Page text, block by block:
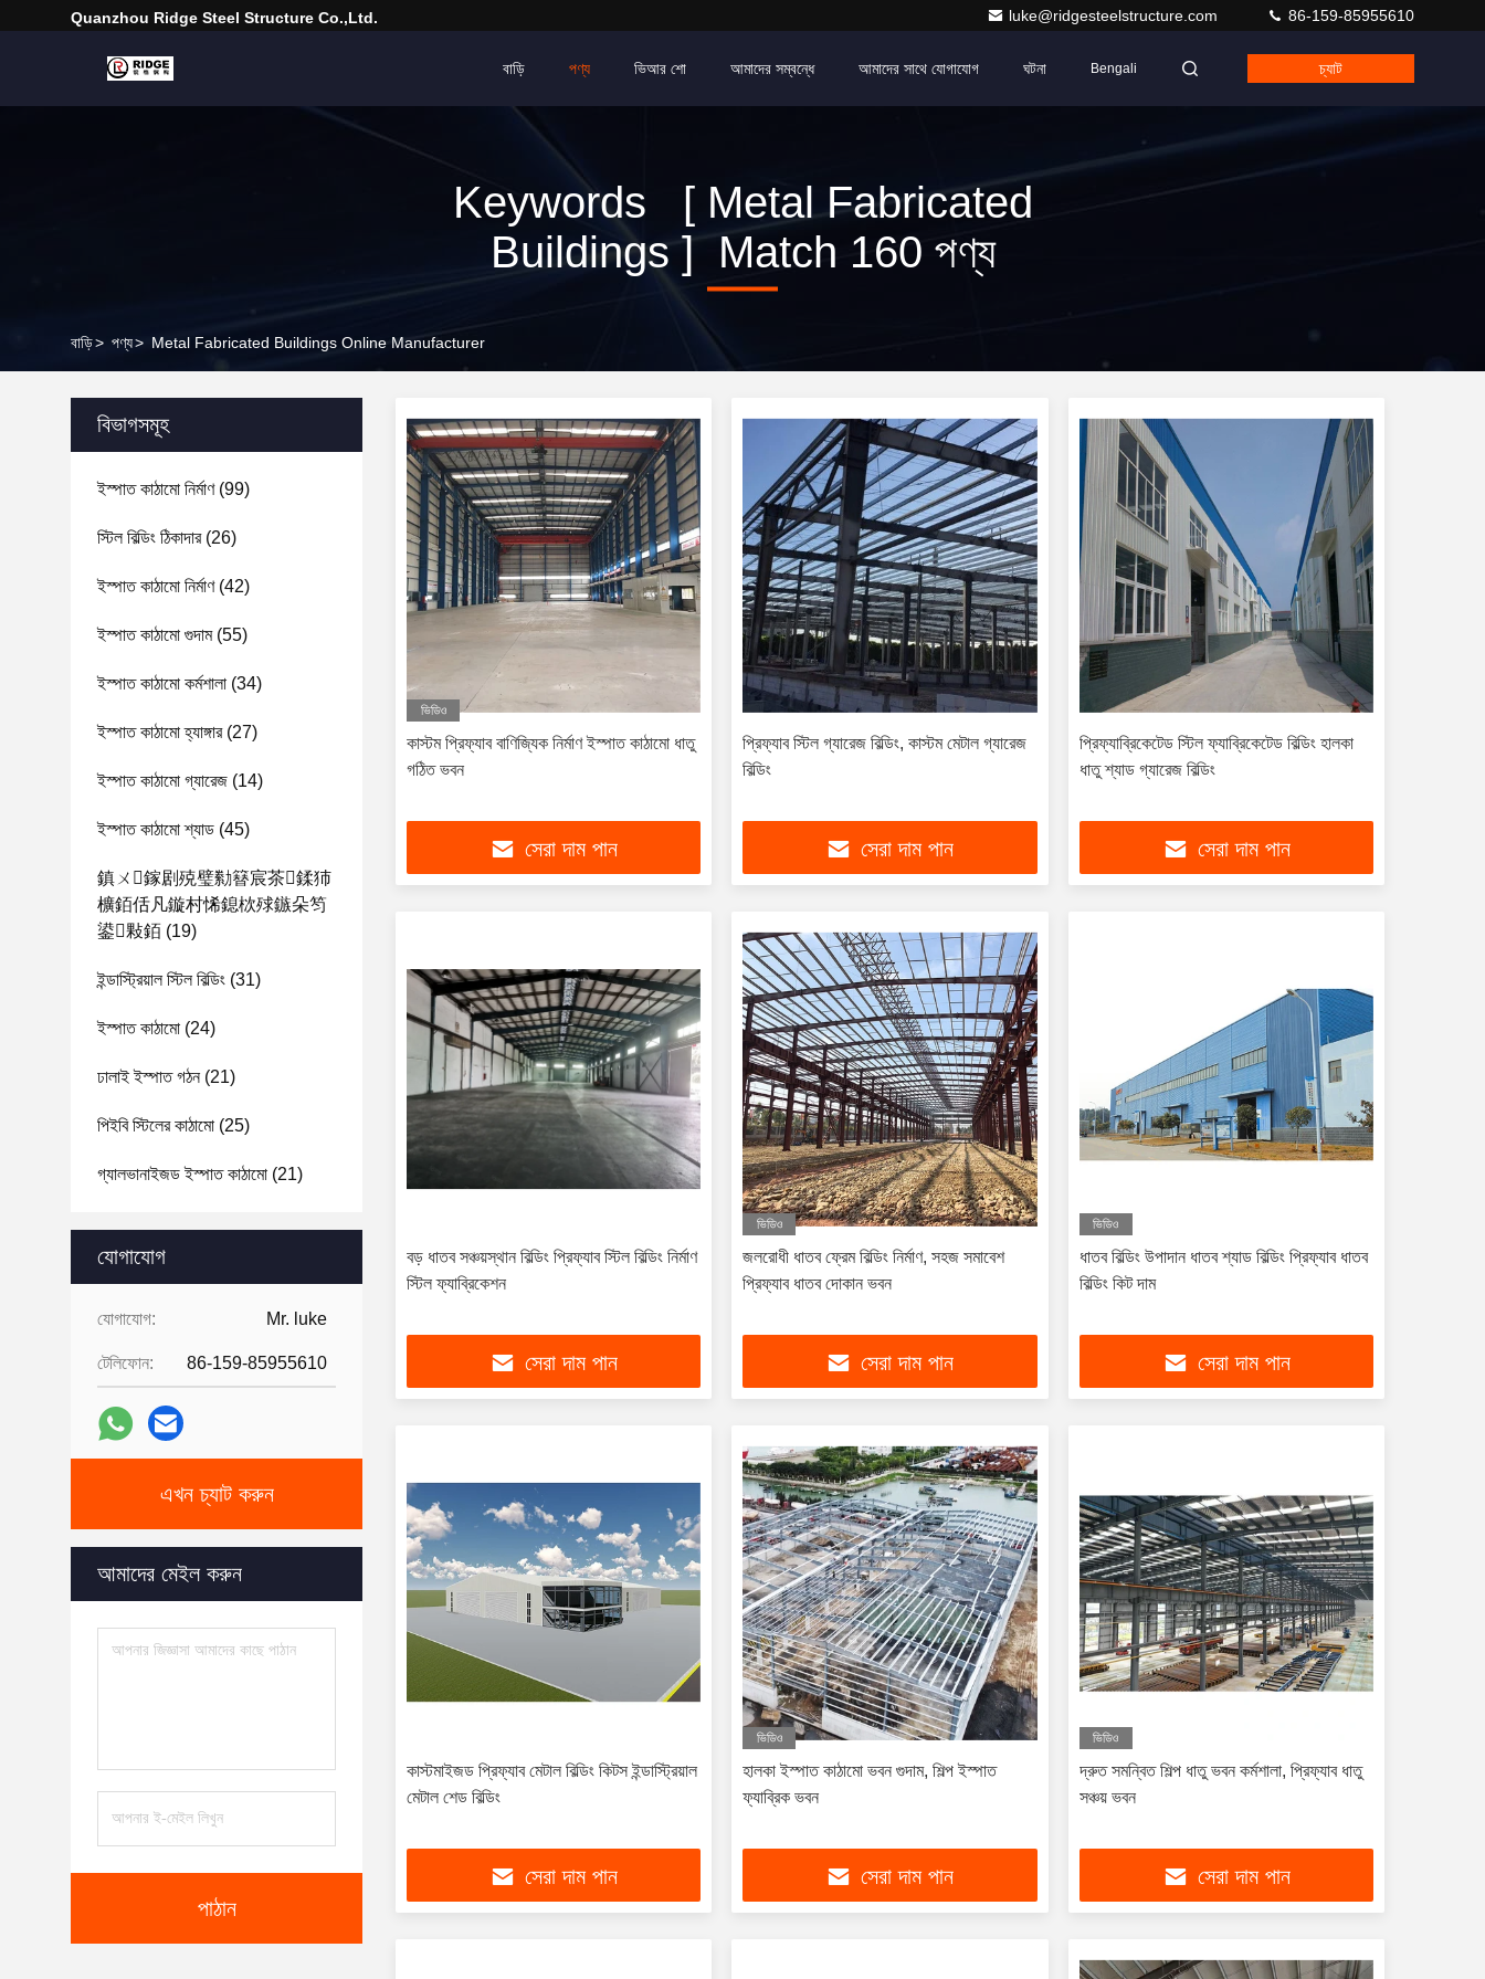
Quanzhou Ridge Steel Structure Co.,Ltd. luke@ridgesteelstructure.com 86-159-85955610
বাড়ি পণ্য ভিআর শো আমাদের সম্বন্ধে আমাদের সাথে যোগাযোগ ঘটনা Bengali চ্যাট
Keywords [ Metal Fabricated
Buildings ] Match 160 পণ্য
বাড়ি> পণ্য> Metal Fabricated Buildings Online Manufacturer
বিভাগসমূহ
ইস্পাত কাঠামো নির্মাণ(99)
স্টিল বিল্ডিং ঠিকাদার(26)
ইস্পাত কাঠামো নির্মাণ(42)
ইস্পাত কাঠামো গুদাম(55)
ইস্পাত কাঠামো কর্মশালা (34)
ইস্পাত কাঠামো হ্যাঙ্গার(27)
ইস্পাত কাঠামো গ্যারেজ (14)
ইস্পাত কাঠামো শ্যাড (45)
鎮ㄨ鎵剧殑璧勬簮宸茶鍒犻
櫎銆佸凡鏇村悕鎴栨殏鏃朵笉
鍙敤銆 (19)
ইন্ডাস্ট্রিয়াল স্টিল বিল্ডিং (31)
ইস্পাত কাঠামো (24)
ঢালাই ইস্পাত গঠন(21)
পিইবি স্টিলের কাঠামো (25)
গ্যালভানাইজড ইস্পাত কাঠামো (21)
যোগাযোগ
যোগাযোগ: Mr. luke
টেলিফোন: 86-159-85955610
এখন চ্যাট করুন
আমাদের মেইল করুন
পাঠান
ভিডিও
কাস্টম প্রিফ্যাব বাণিজ্যিক নির্মাণ ইস্পাত কাঠামো ধাতু
গঠিত ভবন
সেরা দাম পান
প্রিফ্যাব স্টিল গ্যারেজ বিল্ডিং, কাস্টম মেটাল গ্যারেজ
বিল্ডিং
সেরা দাম পান
প্রিফ্যাব্রিকেটেড স্টিল ফ্যাব্রিকেটেড বিল্ডিং হালকা
ধাতু শ্যাড গ্যারেজ বিল্ডিং
সেরা দাম পান
বড় ধাতব সঞ্চয়স্থান বিল্ডিং প্রিফ্যাব স্টিল বিল্ডিং নির্মাণ
স্টিল ফ্যাব্রিকেশন
সেরা দাম পান
ভিডিও
জলরোধী ধাতব ফ্রেম বিল্ডিং নির্মাণ, সহজ সমাবেশ
প্রিফ্যাব ধাতব দোকান ভবন
সেরা দাম পান
ভিডিও
ধাতব বিল্ডিং উপাদান ধাতব শ্যাড বিল্ডিং প্রিফ্যাব ধাতব
বিল্ডিং কিট দাম
সেরা দাম পান
কাস্টমাইজড প্রিফ্যাব মেটাল বিল্ডিং কিটস ইন্ডাস্ট্রিয়াল
মেটাল শেড বিল্ডিং
সেরা দাম পান
ভিডিও
হালকা ইস্পাত কাঠামো ভবন গুদাম, শিল্প ইস্পাত
ফ্যাব্রিক ভবন
সেরা দাম পান
ভিডিও
দ্রুত সমন্বিত শিল্প ধাতু ভবন কর্মশালা, প্রিফ্যাব ধাতু
সঞ্চয় ভবন
সেরা দাম পান